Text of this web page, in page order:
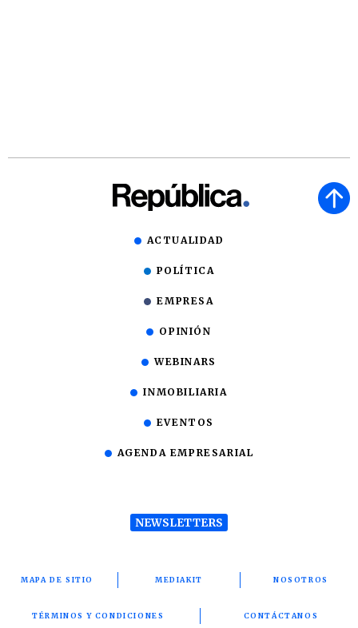
ACTUALIDAD
POLÍTICA
EMPRESA
OPINIÓN
WEBINARS
INMOBILIARIA
EVENTOS
AGENDA EMPRESARIAL
NEWSLETTERS
MAPA DE SITIO MEDIAKIT NOSOTROS
TÉRMINOS Y CONDICIONES CONTÁCTANOS